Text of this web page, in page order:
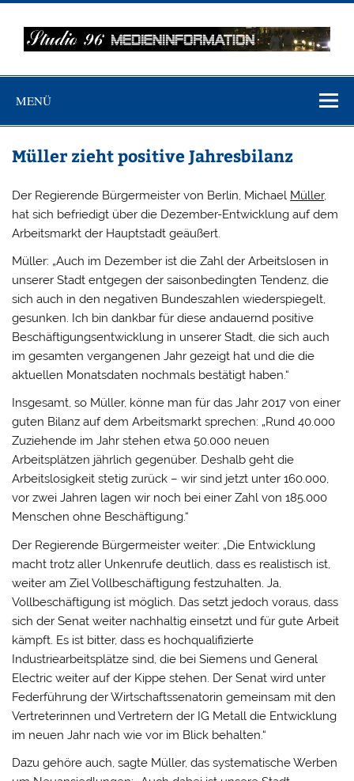
Zum
springen
MEDIENINFO-
BERLIN
MENÜ
Müller zieht positive Jahresbilanz
Der Regierende Bürgermeister von Berlin, Michael Müller,
hat sich befriedigt über die Dezember-Entwicklung auf dem
Arbeitsmarkt der Hauptstadt geäußert.
Müller: „Auch im Dezember ist die Zahl der Arbeitslosen in
unserer Stadt entgegen der saisonbedingten Tendenz, die
sich auch in den negativen Bundeszahlen wiederspiegelt,
gesunken. Ich bin dankbar für diese andauernd positive
Beschäftigungsentwicklung in unserer Stadt, die sich auch
im gesamten vergangenen Jahr gezeigt hat und die die
aktuellen Monatsdaten nochmals bestätigt haben.“
Insgesamt, so Müller, könne man für das Jahr 2017 von einer
guten Bilanz auf dem Arbeitsmarkt sprechen: „Rund 40.000
Zuziehende im Jahr stehen etwa 50.000 neuen
Arbeitsplätzen jährlich gegenüber. Deshalb geht die
Arbeitslosigkeit stetig zurück – wir sind jetzt unter 160.000,
vor zwei Jahren lagen wir noch bei einer Zahl von 185.000
Menschen ohne Beschäftigung.“
Der Regierende Bürgermeister weiter: „Die Entwicklung
macht trotz aller Unkenrufe deutlich, dass es realistisch ist,
weiter am Ziel Vollbeschäftigung festzuhalten. Ja,
Vollbeschäftigung ist möglich. Das setzt jedoch voraus, dass
sich der Senat weiter nachhaltig einsetzt und für gute Arbeit
kämpft. Es ist bitter, dass es hochqualifizierte
Industriearbeitsplätze sind, die bei Siemens und General
Electric weiter auf der Kippe stehen. Der Senat wird unter
Federführung der Wirtschaftssenatorin gemeinsam mit den
Vertreterinnen und Vertretern der IG Metall die Entwicklung
im neuen Jahr nach wie vor im Blick behalten.“
Dazu gehöre auch, sagte Müller, das systematische Werben